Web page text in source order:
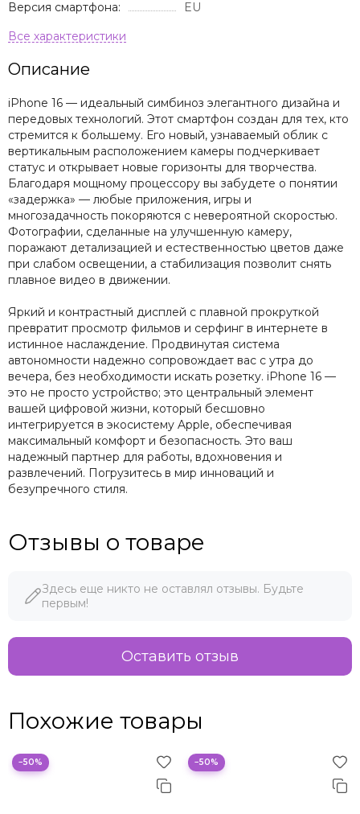
Версия смартфона:
EU
Описание
iPhone 16 — идеальный симбиноз элегантного дизайна и
передовых технологий. Этот смартфон создан для тех, кто
стремится к большему. Его новый, узнаваемый облик с
вертикальным расположением камеры подчеркивает
статус и открывает новые горизонты для творчества.
Благодаря мощному процессору вы забудете о понятии
«задержка» — любые приложения, игры и
многозадачность покоряются с невероятной скоростью.
Фотографии, сделанные на улучшенную камеру,
поражают детализацией и естественностью цветов даже
при слабом освещении, а стабилизация позволит снять
плавное видео в движении.
Яркий и контрастный дисплей с плавной прокруткой
превратит просмотр фильмов и серфинг в интернете в
истинное наслаждение. Продвинутая система
автономности надежно сопровождает вас с утра до
вечера, без необходимости искать розетку. iPhone 16 —
это не просто устройство; это центральный элемент
вашей цифровой жизни, который бесшовно
интегрируется в экосистему Apple, обеспечивая
максимальный комфорт и безопасность. Это ваш
надежный партнер для работы, вдохновения и
развлечений. Погрузитесь в мир инноваций и
безупречного стиля.
Отзывы о товаре
Здесь еще никто не оставлял отзывы. Будьте
первым!
Оставить отзыв
Похожие товары
−50% −50%